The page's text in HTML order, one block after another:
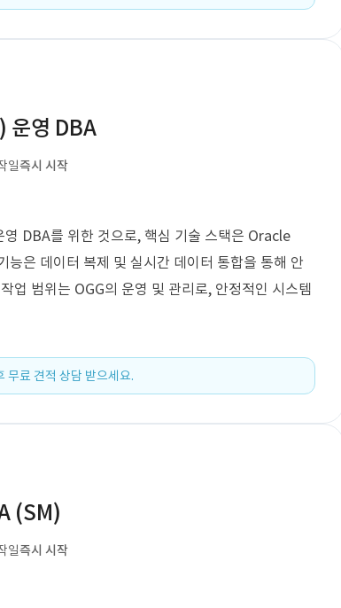
영 DBA
일즉시 시작
DBA를 위한 것으로, 핵심 기술 스택은 Oracle
은 데이터 복제 및 실시간 데이터 통합을 통해 안
업 범위는 OGG의 운영 및 관리로, 안정적인 시스템
무료 견적 상담 받으세요.
(SM)
일즉시 시작